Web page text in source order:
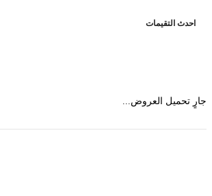
التقيمات
تحميل العروض...